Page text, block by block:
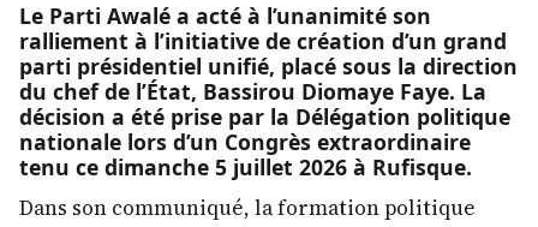
Le Parti Awalé a acté à l’unanimité son
ralliement à l’initiative de création d’un grand
parti présidentiel unifié, placé sous la direction
du chef de l’État, Bassirou Diomaye Faye. La
décision a été prise par la Délégation politique
nationale lors d’un Congrès extraordinaire
tenu ce dimanche 5 juillet 2026 à Rufisque.
Dans son communiqué, la formation politique